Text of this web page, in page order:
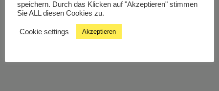
Studiochat
speichern. Durch das Klicken auf "Akzeptieren" stimmen
Sie ALL diesen Cookies zu.
Cookie settings Akzeptieren